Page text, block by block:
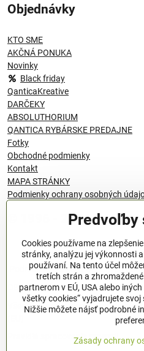
Objednávky
KTO SME
AKČNÁ PONUKA
Novinky
Black friday
QanticaKreative
DARČEKY
ABSOLUTHORIUM
QANTICA RYBÁRSKE PREDAJNE
Fotky
Obchodné podmienky
Kontakt
MAPA STRÁNKY
Podmienky ochrany osobných
© 1996 - 2024
Podmienky ochrany osobných
OBCHODNÉ PODMIENKY
Všeobecné nariadenie o
Pravidlá spracovania recenzií
Predvoľby
Cookies používame na
stránky, analýzu jej výkonnosti
používaní. Na tento účel
tretích strán a
partnerom v EÚ, USA alebo
všetky cookies“ vyjadrujete
Nižšie môžete nájsť podrobné
Zásady ochrany